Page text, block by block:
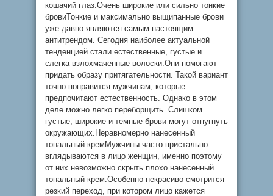
кошачий глаз.Очень широкие или сильно тонкие
бровиТонкие и максимально выщипанные брови
уже давно являются самым настоящим
антитрендом. Сегодня наиболее актуальной
тенденцией стали естественные, густые и
слегка взлохмаченные волоски.Они помогают
придать образу притягательности. Такой вариант
точно понравится мужчинам, которые
предпочитают естественность. Однако в этом
деле можно легко переборщить. Слишком
густые, широкие и темные брови могут отпугнуть
окружающих.Неравномерно нанесенный
тональный кремМужчины часто пристально
вглядываются в лицо женщин, именно поэтому
от них невозможно скрыть плохо нанесенный
тональный крем.Особенно некрасиво смотрится
резкий переход, при котором лицо кажется